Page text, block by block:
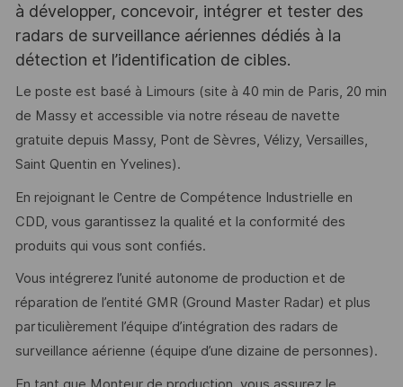
à développer, concevoir, intégrer et tester des
radars de surveillance aériennes dédiés à la
détection et l’identification de cibles.
Le poste est basé à Limours (site à 40 min de Paris, 20 min
de Massy et accessible via notre réseau de navette
gratuite depuis Massy, Pont de Sèvres, Vélizy, Versailles,
Saint Quentin en Yvelines).
En rejoignant le Centre de Compétence Industrielle en
CDD, vous garantissez la qualité et la conformité des
produits qui vous sont confiés.
Vous intégrerez l’unité autonome de production et de
réparation de l’entité GMR (Ground Master Radar) et plus
particulièrement l’équipe d’intégration des radars de
surveillance aérienne (équipe d’une dizaine de personnes).